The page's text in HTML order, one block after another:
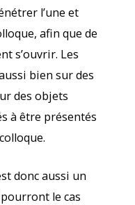
l’une et
afin que de
s’ouvrir. Les
bien sur des
des objets
à être présentés
donc aussi un
le cas